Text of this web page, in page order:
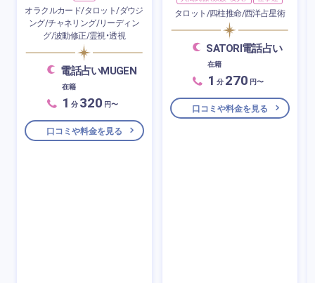
オラクルカード/タロット/ダウジ
ング/チャネリング/リーディン
グ/波動修正/霊視・透視
電話占いMUGEN
在籍
1 分 320 円〜
口コミや料金を見る
タロット/四柱推命/西洋占星術
SATORI電話占い
在籍
1 分 270 円〜
口コミや料金を見る